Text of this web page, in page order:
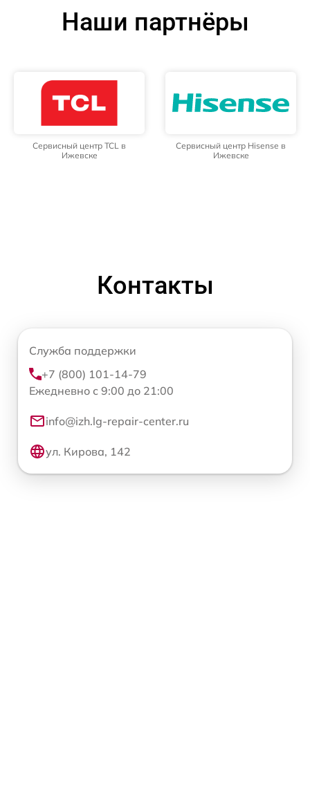
Наши партнёры
Сервисный центр TCL в
Ижевске
Сервисный центр Hisense в
Ижевске
Контакты
Служба поддержки
+7 (800) 101-14-79
Ежедневно с 9:00 до 21:00
info@izh.lg-repair-center.ru
ул. Кирова, 142